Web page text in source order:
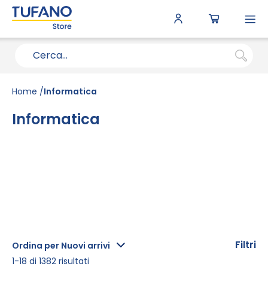
Home Informatica
Informatica
Ordina per Nuovi arrivi
1-18 di 1382 risultati
Filtri